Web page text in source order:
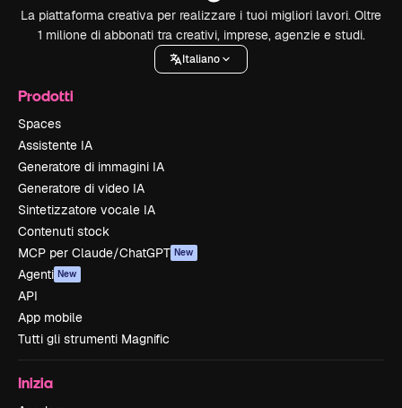
La piattaforma creativa per realizzare i tuoi migliori lavori. Oltre
1 milione di abbonati tra creativi, imprese, agenzie e studi.
Italiano
Prodotti
Spaces
Assistente IA
Generatore di immagini IA
Generatore di video IA
Sintetizzatore vocale IA
Contenuti stock
MCP per Claude/ChatGPT New
Agenti New
API
App mobile
Tutti gli strumenti Magnific
Inizia